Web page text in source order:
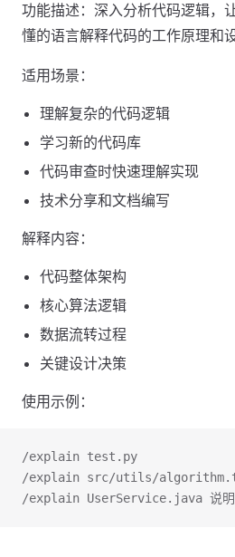
功能描述：深入分析代码逻辑，
懂的语言解释代码的工作原理和
适用场景：
理解复杂的代码逻辑
学习新的代码库
代码审查时快速理解实现
技术分享和文档编写
解释内容：
代码整体架构
核心算法逻辑
数据流转过程
关键设计决策
使用示例：
/explain test.py
/explain src/utils/algorithm.ts
/explain UserService.java 说明